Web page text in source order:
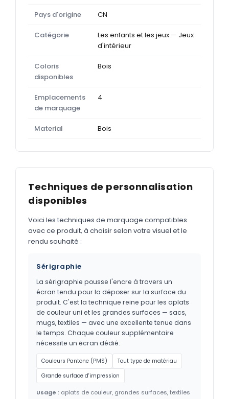
Pays d'origine CN
Catégorie
Les enfants et les jeux — Jeux
d'intérieur
Coloris
disponibles
Bois
Emplacements
de marquage
4
Material Bois
Techniques de personnalisation
disponibles
Voici les techniques de marquage compatibles
avec ce produit, à choisir selon votre visuel et le
rendu souhaité :
Sérigraphie
La sérigraphie pousse l'encre à travers un
écran tendu pour la déposer sur la surface du
produit. C'est la technique reine pour les aplats
de couleur uni et les grandes surfaces — sacs,
mugs, textiles — avec une excellente tenue dans
le temps. Chaque couleur supplémentaire
nécessite un écran dédié.
Couleurs Pantone (PMS)
Tout type de matériau
Grande surface d'impression
Usage : aplats de couleur, grandes surfaces, textiles